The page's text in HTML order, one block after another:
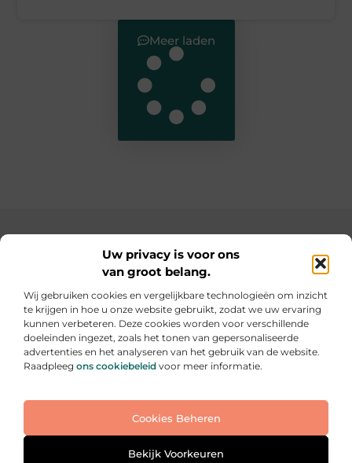
Uw privacy is voor ons
van groot belang.
Wij gebruiken cookies en vergelijkbare technologieën om inzicht
te krijgen in hoe u onze website gebruikt, zodat we uw ervaring
kunnen verbeteren. Deze cookies worden voor verschillende
doeleinden ingezet, zoals het tonen van gepersonaliseerde
advertenties en het analyseren van het gebruik van de website.
Raadpleeg ons cookiebeleid voor meer informatie.
Cookies Beheren
Bekijk Voorkeuren
Meer laden
Elke dag iets nieuws op informe-toit.be
Praktische tips, slimme ideeën en boeiende verhalen
voor jouw dagelijks leven.
toit.be